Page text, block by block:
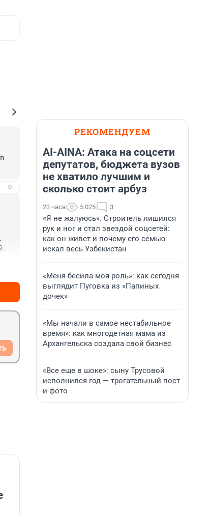
–0
РЕКОМЕНДУЕМ
AI-AINA: Атака на соцсети
депутатов, бюджета вузов
не хватило лучшим и
сколько стоит арбуз
23 часа 5 025 3
«Я не жалуюсь». Строитель лишился
рук и ног и стал звездой соцсетей:
как он живет и почему его семью
искал весь Узбекистан
«Меня бесила моя роль»: как сегодня
выглядит Пуговка из «Папиных
дочек»
«Мы начали в самое нестабильное
время»: как многодетная мама из
Архангельска создала свой бизнес
«Все еще в шоке»: сыну Трусовой
исполнился год — трогательный пост
и фото